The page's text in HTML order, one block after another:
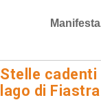
Stelle
lago di Fiastra